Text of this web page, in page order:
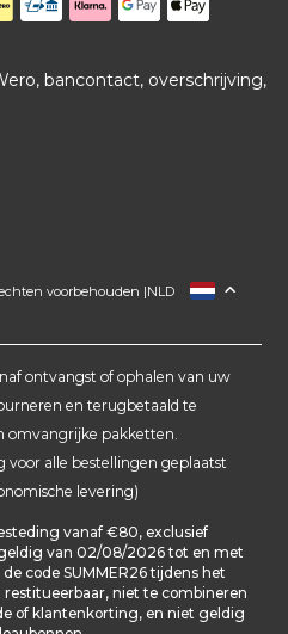
bancontact, overschrijving,
voorbehouden |
FRANCE
ITALIA
DEUTSCHLAND
SCHWEIZ
NLD
ontvangst of ophalen van uw
en terugbetaald te
omvangrijke pakketten.
voor alle bestellingen geplaatst
levering)
vanaf €80, exclusief
van 02/08/2026 tot en met
code SUMMER26 tijdens het
restitueerbaar, niet te combineren
of klantenkorting, en niet geldig